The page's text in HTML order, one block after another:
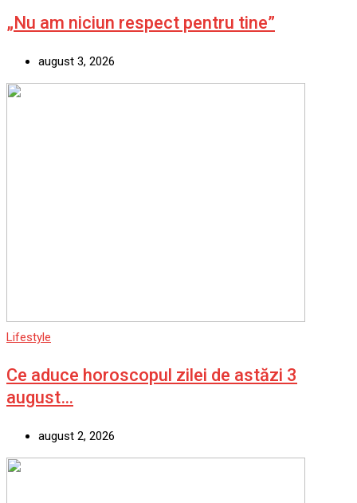
„Nu am niciun respect pentru tine”
august 3, 2026
Lifestyle
Ce aduce horoscopul zilei de astăzi 3
august…
august 2, 2026